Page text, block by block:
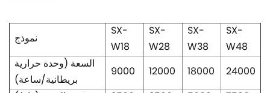
نموذج
SX-
W18
SX-
W28
SX-
W38
SX-
W48
السعة (وحدة حرارية
بريطانية/ساعة)
9000 12000 18000
24000